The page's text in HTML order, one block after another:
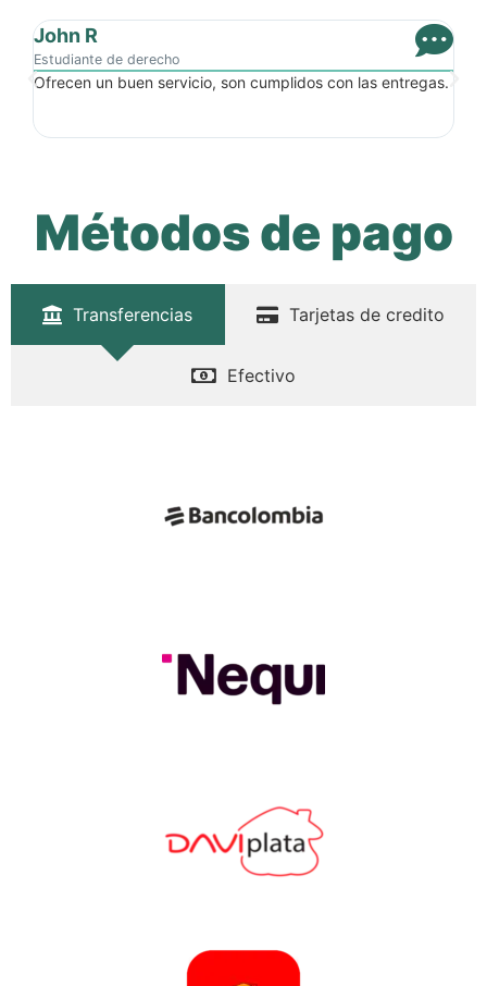
John R
Estudiante de derecho
Ofrecen un buen servicio, son cumplidos con las entregas.
Métodos de pago
Transferencias Tarjetas de credito
Efectivo